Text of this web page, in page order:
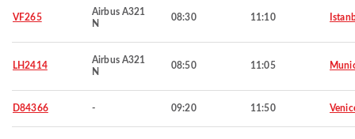
VF265
Airbus A321
N
08:30 11:10
LH2414
Airbus A321
N
08:50 11:05
D84366 - 09:20 11:50